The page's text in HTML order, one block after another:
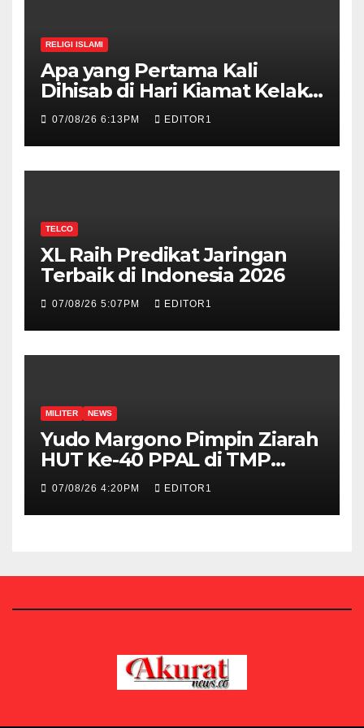
RELIGI ISLAMI
Apa yang Pertama Kali
Dihisab di Hari Kiamat Kelak?,
Ini Jawabannya!
07/08/26 6:13PM EDITOR1
TELCO
XL Raih Predikat Jaringan
Terbaik di Indonesia 2026
07/08/26 5:07PM EDITOR1
MILITER NEWS
Yudo Margono Pimpin Ziarah
HUT Ke-40 PPAL di TMP
Kalibata
07/08/26 4:20PM EDITOR1